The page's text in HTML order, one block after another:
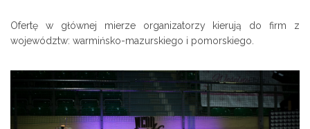
Ofertę w głównej mierze organizatorzy kierują do firm z
województw: warmińsko-mazurskiego i pomorskiego.